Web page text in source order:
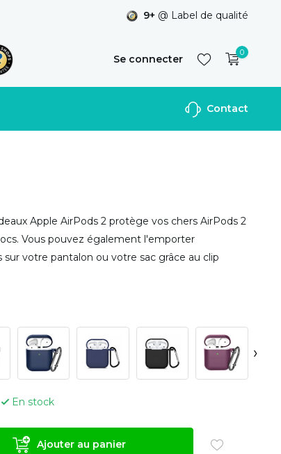
9+ @ Label de qualité
Se connecter
S'inscrire
0
Contact
Apple AirPods 2 protège vos chers AirPods 2
Vous pouvez également l'emporter
votre pantalon ou votre sac grâce au clip
›
En stock
Ajouter au panier